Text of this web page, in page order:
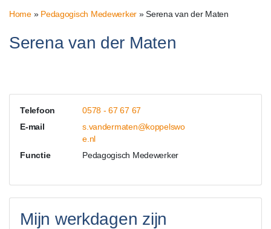
Home» Pedagogisch Medewerker »Serena van der Maten
Serena van der Maten
Telefoon
0578 - 67 67 67
E-mail
s.vandermaten@koppelswo
e.nl
Functie
Pedagogisch Medewerker
Mijn werkdagen zijn